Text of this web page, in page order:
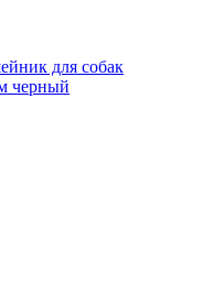
для собак
черный